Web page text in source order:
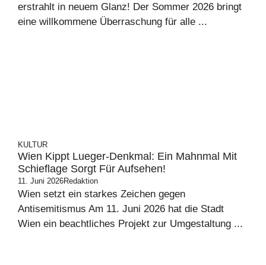
erstrahlt in neuem Glanz! Der Sommer 2026 bringt
eine willkommene Überraschung für alle ...
KULTUR
Wien Kippt Lueger-Denkmal: Ein Mahnmal Mit
Schieflage Sorgt Für Aufsehen!
11. Juni 2026Redaktion
Wien setzt ein starkes Zeichen gegen
Antisemitismus Am 11. Juni 2026 hat die Stadt
Wien ein beachtliches Projekt zur Umgestaltung ...